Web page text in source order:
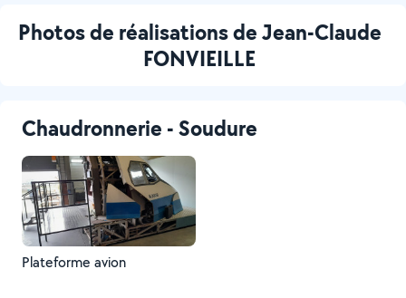
Photos de réalisations de Jean-Claude
FONVIEILLE
Chaudronnerie - Soudure
Plateforme avion